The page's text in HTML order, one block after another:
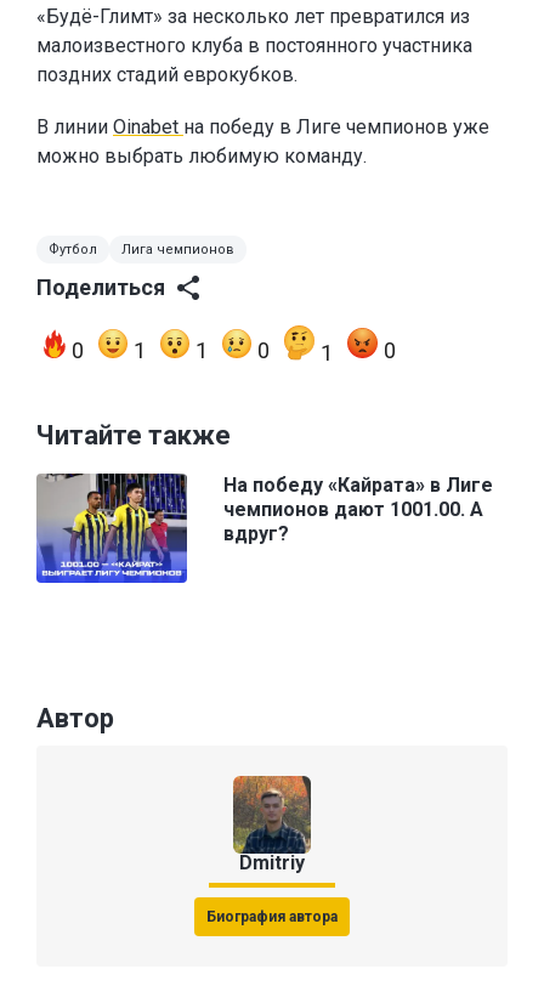
«Будё-Глимт» за несколько лет превратился из
малоизвестного клуба в постоянного участника
поздних стадий еврокубков.
В линии Oinabet на победу в Лиге чемпионов уже
можно выбрать любимую команду.
Футбол Лига чемпионов
Поделиться
0 1 1 0 1 0
Читайте также
На победу «Кайрата» в Лиге
чемпионов дают 1001.00. А
вдруг?
Автор
Dmitriy
Биография автора